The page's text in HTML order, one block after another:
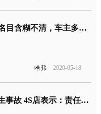
哈弗4S店收费名目含糊不清，车主多次维权未果
哈弗 2020-05-18
新车未交付发生事故 4S店表示：责任应归车主